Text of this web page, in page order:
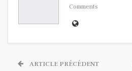
Comments
ARTICLE PRÉCÉDENT